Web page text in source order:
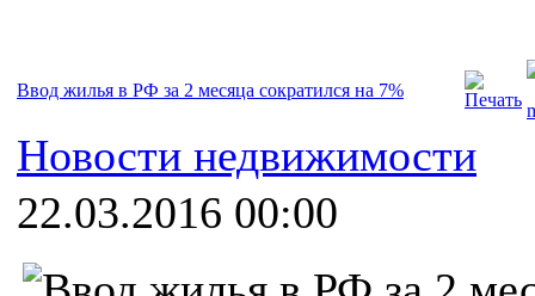
Ввод жилья в РФ за 2 месяца сократился на 7%
Новости недвижимости
22.03.2016 00:00